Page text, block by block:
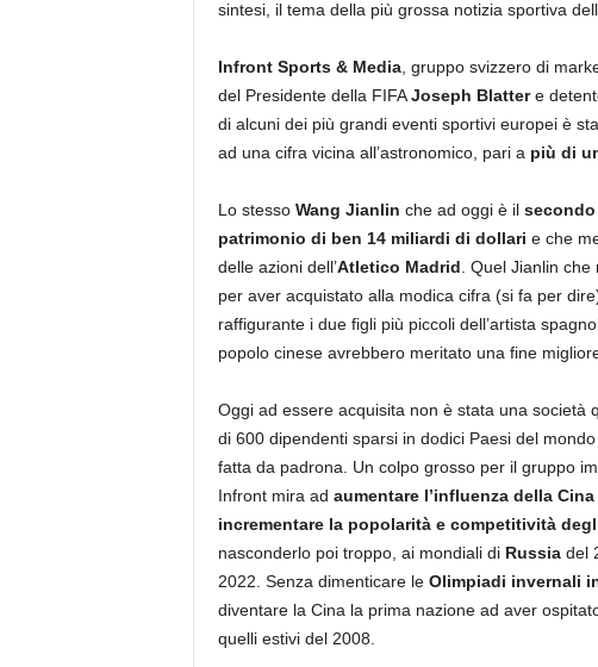
sintesi, il tema della più grossa notizia sportiva
Infront Sports & Media, gruppo svizzero di
del Presidente della FIFAJoseph Blattere
di alcuni dei più grandi eventi sportivi europei è
ad una cifra vicina all’astronomico, pari a più di
Lo stesso Wang Jianlin che ad oggi è il
patrimonio di ben 14 miliardi di dollari e che
delle azioni dell’Atletico Madrid . Quel Jianlin
per aver acquistato alla modica cifra (si fa per
raffigurante i due figli più piccoli dell’artista
popolo cinese avrebbero meritato una fine
Oggi ad essere acquisita non è stata una società
di 600 dipendenti sparsi in dodici Paesi del
fatta da padrona. Un colpo grosso per il gruppo
Infront mira ad aumentare l’influenza della
incrementare la popolarità e competitività
nasconderlo poi troppo, ai mondiali di Russiadel
2022. Senza dimenticare le Olimpiadi invernali
diventare la Cina la prima nazione ad aver
quelli estivi del 2008.